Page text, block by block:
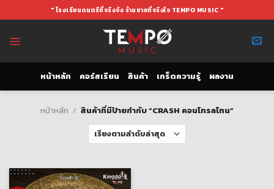
to
" โรงเรียนดนตรีที่จริงจัง ร้านขายที่จริงใจ TEMPO MUSIC "
หน้าหลัก คอร์สเรียน สินค้า เกร็ดความรู้ ผลงาน
หน้าหลัก / สินค้าที่มีป้ายกำกับ “CRASH คอนโทรลโทน”